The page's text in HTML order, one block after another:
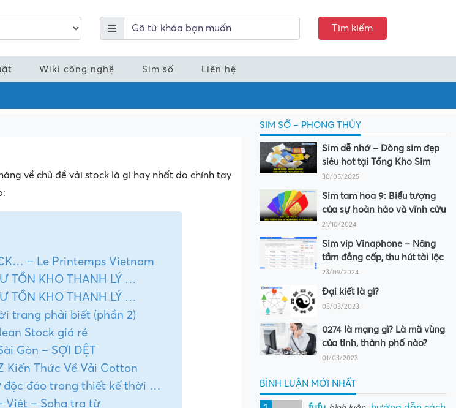
Tìm kiếm
Wiki công nghệ Sim số Liên hệ
về chủ đề vải stock là gì hay nhất do chính tay
– Le Printemps Vietnam
TỒN KHO THANH LÝ …
TỒN KHO THANH LÝ …
trang phải biết (phần 2)
Stock giá rẻ
Gòn – SỢI DỆT
Kiến Thức Về Vải Cotton
độc đáo trong thiết kế thời …
Việt – Soha tra từ
SIM SỐ – PHONG THỦY
Sim dễ nhớ – Dòng sim đẹp
siêu hot tại Tổng Kho Sim
30/05/2025
Sim tam hoa 9: Biểu tượng
của sự hoàn hảo và vĩnh cửu
21/10/2024
Sim vip Vinaphone – Nâng
tầm đẳng cấp, thu hút tài lộc
23/09/2024
Đại kiết là gì?
03/03/2023
0274 là mạng gì? Là mã vùng
của tỉnh, thành phố nào?
01/03/2023
BÌNH LUẬN MỚI NHẤT